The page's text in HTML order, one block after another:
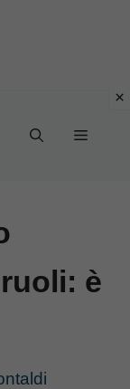
Menu
è